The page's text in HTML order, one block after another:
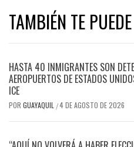
TAMBIÉN TE
HASTA 40 INMIGRANTES SON
AEROPUERTOS DE ESTADOS
ICE
POR GUAYAQUIL /4 DE AGOSTO DE 2026